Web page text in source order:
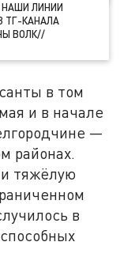
НАШИ ЛИНИИ
ТГ-КАНАЛА
ВОЛК//
в том
и в начале
—
районах.
тяжёлую
в